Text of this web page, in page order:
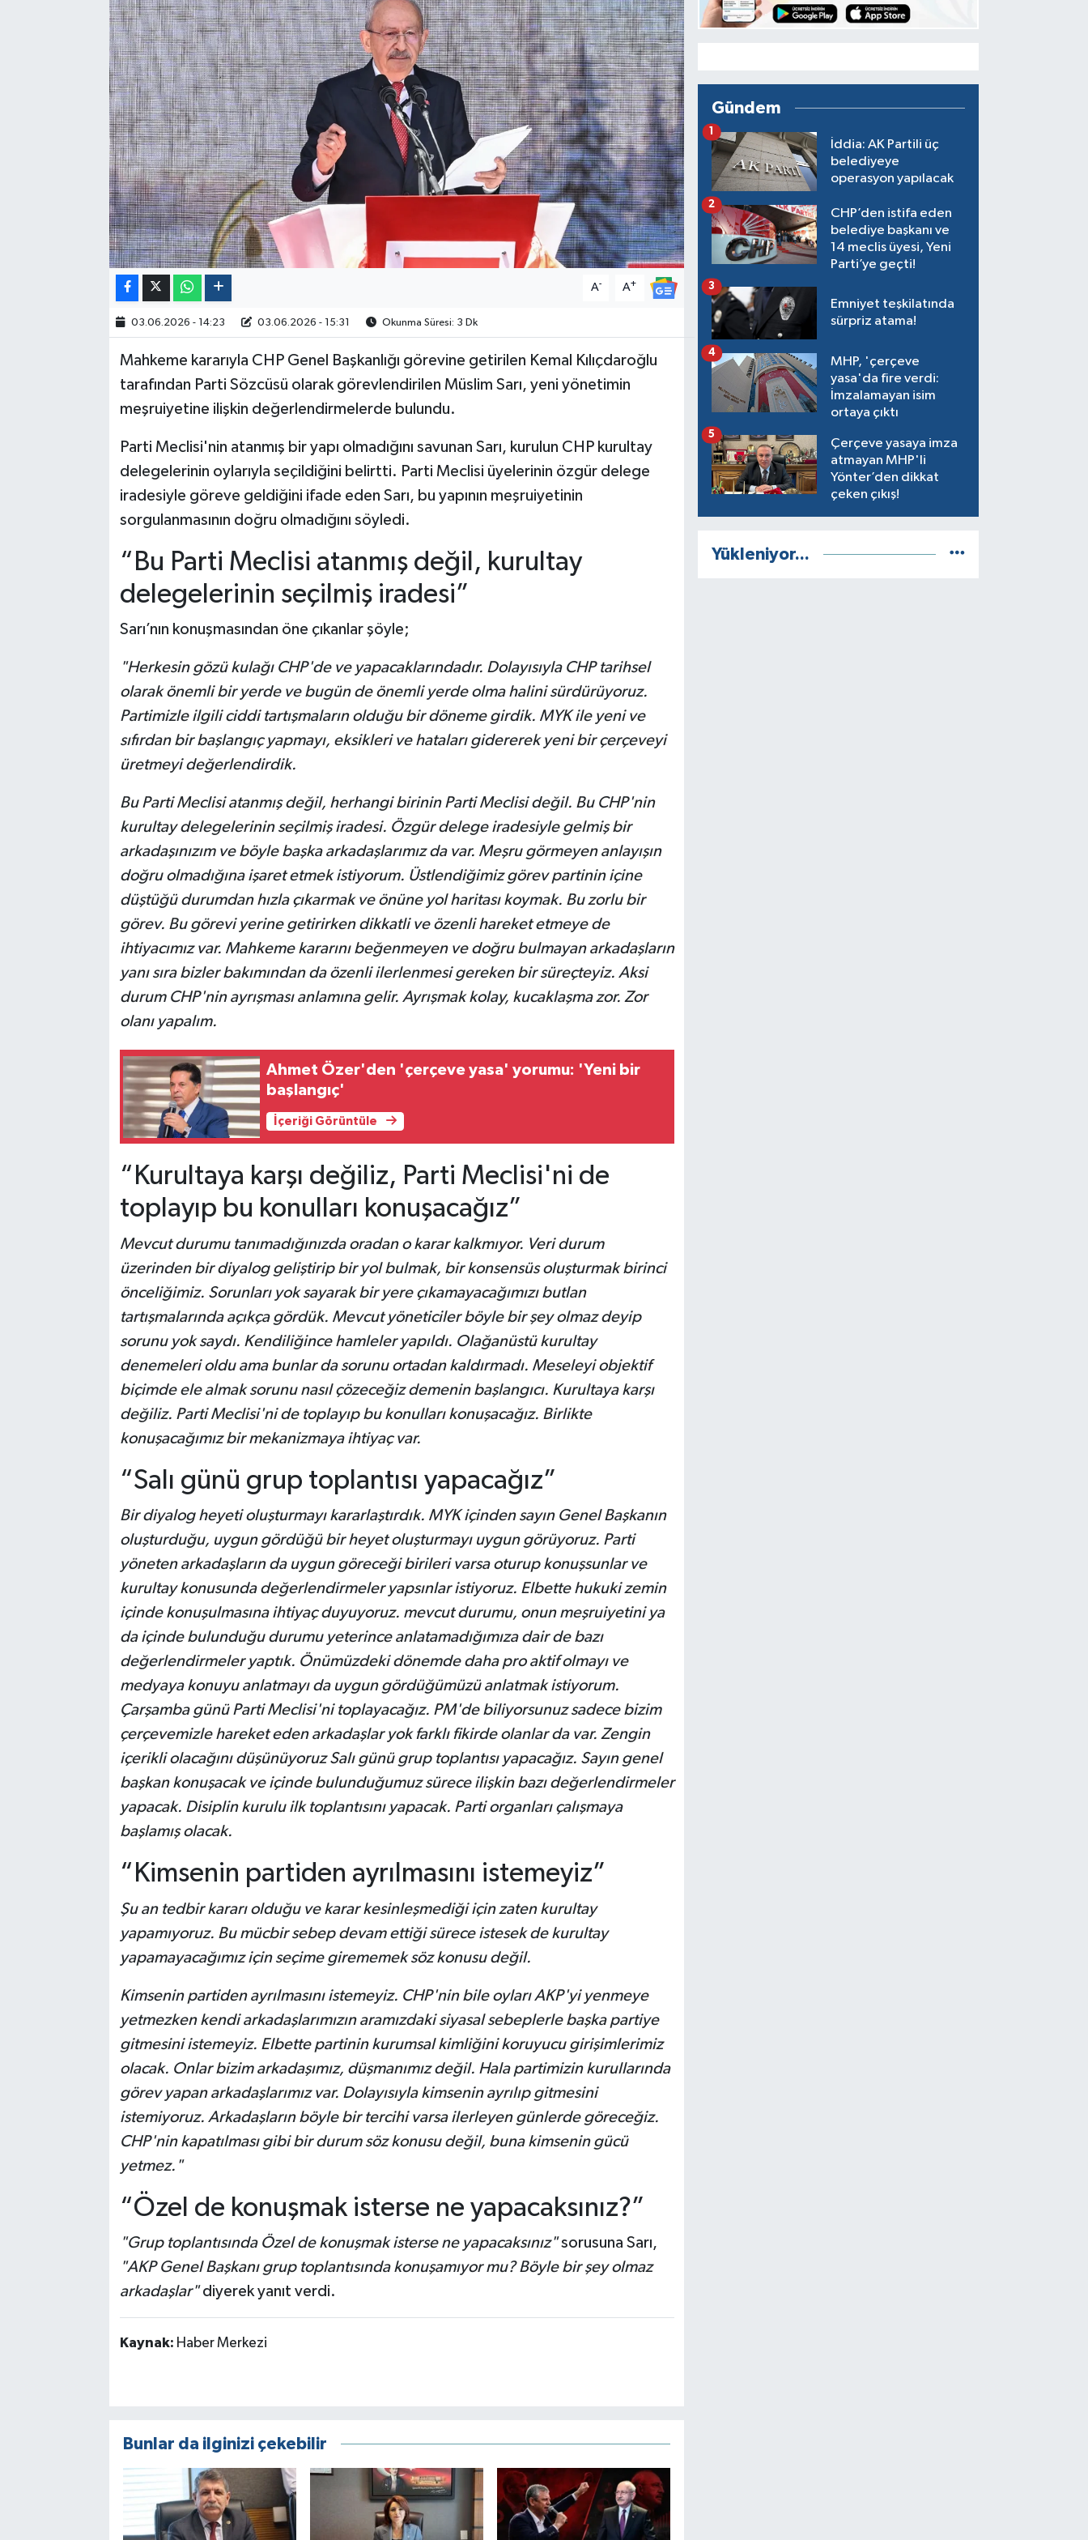
A- A+
03.06.2026 - 14:23 03.06.2026 - 15:31 Okunma Süresi: 3 Dk
Mahkeme kararıyla CHP Genel Başkanlığı görevine getirilen Kemal Kılıçdaroğlu
tarafından Parti Sözcüsü olarak görevlendirilen Müslim Sarı, yeni yönetimin
meşruiyetine ilişkin değerlendirmelerde bulundu.
Parti Meclisi'nin atanmış bir yapı olmadığını savunan Sarı, kurulun CHP kurultay
delegelerinin oylarıyla seçildiğini belirtti. Parti Meclisi üyelerinin özgür delege
iradesiyle göreve geldiğini ifade eden Sarı, bu yapının meşruiyetinin
sorgulanmasının doğru olmadığını söyledi.
“Bu Parti Meclisi atanmış değil, kurultay
delegelerinin seçilmiş iradesi”
Sarı’nın konuşmasından öne çıkanlar şöyle;
"Herkesin gözü kulağı CHP'de ve yapacaklarındadır. Dolayısıyla CHP tarihsel
olarak önemli bir yerde ve bugün de önemli yerde olma halini sürdürüyoruz.
Partimizle ilgili ciddi tartışmaların olduğu bir döneme girdik. MYK ile yeni ve
sıfırdan bir başlangıç yapmayı, eksikleri ve hataları gidererek yeni bir çerçeveyi
üretmeyi değerlendirdik.
Bu Parti Meclisi atanmış değil, herhangi birinin Parti Meclisi değil. Bu CHP'nin
kurultay delegelerinin seçilmiş iradesi. Özgür delege iradesiyle gelmiş bir
arkadaşınızım ve böyle başka arkadaşlarımız da var. Meşru görmeyen anlayışın
doğru olmadığına işaret etmek istiyorum. Üstlendiğimiz görev partinin içine
düştüğü durumdan hızla çıkarmak ve önüne yol haritası koymak. Bu zorlu bir
görev. Bu görevi yerine getirirken dikkatli ve özenli hareket etmeye de
ihtiyacımız var. Mahkeme kararını beğenmeyen ve doğru bulmayan arkadaşların
yanı sıra bizler bakımından da özenli ilerlenmesi gereken bir süreçteyiz. Aksi
durum CHP'nin ayrışması anlamına gelir. Ayrışmak kolay, kucaklaşma zor. Zor
olanı yapalım.
Ahmet Özer'den 'çerçeve yasa' yorumu: 'Yeni bir
başlangıç'
İçeriği Görüntüle
“Kurultaya karşı değiliz, Parti Meclisi'ni de
toplayıp bu konulları konuşacağız”
Mevcut durumu tanımadığınızda oradan o karar kalkmıyor. Veri durum
üzerinden bir diyalog geliştirip bir yol bulmak, bir konsensüs oluşturmak birinci
önceliğimiz. Sorunları yok sayarak bir yere çıkamayacağımızı butlan
tartışmalarında açıkça gördük. Mevcut yöneticiler böyle bir şey olmaz deyip
sorunu yok saydı. Kendiliğince hamleler yapıldı. Olağanüstü kurultay
denemeleri oldu ama bunlar da sorunu ortadan kaldırmadı. Meseleyi objektif
biçimde ele almak sorunu nasıl çözeceğiz demenin başlangıcı. Kurultaya karşı
değiliz. Parti Meclisi'ni de toplayıp bu konulları konuşacağız. Birlikte
konuşacağımız bir mekanizmaya ihtiyaç var.
“Salı günü grup toplantısı yapacağız”
Bir diyalog heyeti oluşturmayı kararlaştırdık. MYK içinden sayın Genel Başkanın
oluşturduğu, uygun gördüğü bir heyet oluşturmayı uygun görüyoruz. Parti
yöneten arkadaşların da uygun göreceği birileri varsa oturup konuşsunlar ve
kurultay konusunda değerlendirmeler yapsınlar istiyoruz. Elbette hukuki zemin
içinde konuşulmasına ihtiyaç duyuyoruz. mevcut durumu, onun meşruiyetini ya
da içinde bulunduğu durumu yeterince anlatamadığımıza dair de bazı
değerlendirmeler yaptık. Önümüzdeki dönemde daha pro aktif olmayı ve
medyaya konuyu anlatmayı da uygun gördüğümüzü anlatmak istiyorum.
Çarşamba günü Parti Meclisi'ni toplayacağız. PM'de biliyorsunuz sadece bizim
çerçevemizle hareket eden arkadaşlar yok farklı fikirde olanlar da var. Zengin
içerikli olacağını düşünüyoruz Salı günü grup toplantısı yapacağız. Sayın genel
başkan konuşacak ve içinde bulunduğumuz sürece ilişkin bazı değerlendirmeler
yapacak. Disiplin kurulu ilk toplantısını yapacak. Parti organları çalışmaya
başlamış olacak.
“Kimsenin partiden ayrılmasını istemeyiz”
Şu an tedbir kararı olduğu ve karar kesinleşmediği için zaten kurultay
yapamıyoruz. Bu mücbir sebep devam ettiği sürece istesek de kurultay
yapamayacağımız için seçime girememek söz konusu değil.
Kimsenin partiden ayrılmasını istemeyiz. CHP'nin bile oyları AKP'yi yenmeye
yetmezken kendi arkadaşlarımızın aramızdaki siyasal sebeplerle başka partiye
gitmesini istemeyiz. Elbette partinin kurumsal kimliğini koruyucu girişimlerimiz
olacak. Onlar bizim arkadaşımız, düşmanımız değil. Hala partimizin kurullarında
görev yapan arkadaşlarımız var. Dolayısıyla kimsenin ayrılıp gitmesini
istemiyoruz. Arkadaşların böyle bir tercihi varsa ilerleyen günlerde göreceğiz.
CHP'nin kapatılması gibi bir durum söz konusu değil, buna kimsenin gücü
yetmez."
“Özel de konuşmak isterse ne yapacaksınız?”
"Grup toplantısında Özel de konuşmak isterse ne yapacaksınız"sorusuna Sarı,
"AKP Genel Başkanı grup toplantısında konuşamıyor mu? Böyle bir şey olmaz
arkadaşlar"diyerek yanıt verdi.
Kaynak: Haber Merkezi
Bunlar da ilginizi çekebilir
Gündem
İddia: AK Partili üç
belediyeye
operasyon yapılacak
1
CHP’den istifa eden
belediye başkanı ve
14 meclis üyesi, Yeni
Parti’ye geçti!
2
Emniyet teşkilatında
sürpriz atama!
3
MHP, 'çerçeve
yasa'da fire verdi:
İmzalamayan isim
ortaya çıktı
4
Çerçeve yasaya imza
atmayan MHP'li
Yönter’den dikkat
çeken çıkış!
5
Yükleniyor...
Çalışma Hayatı
2024 Seçim Sonuçları